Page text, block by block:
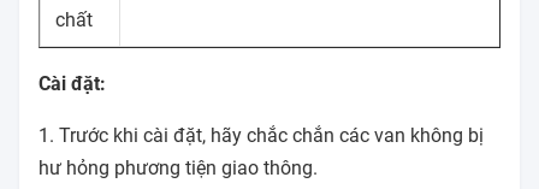
chất
Cài đặt:
1. Trước khi cài đặt, hãy chắc chắn các van không bị
hư hỏng phương tiện giao thông.